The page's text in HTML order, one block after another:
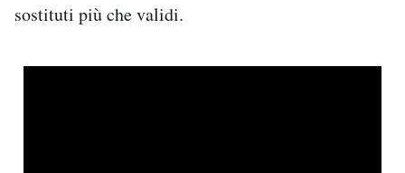
sostituti più che validi.